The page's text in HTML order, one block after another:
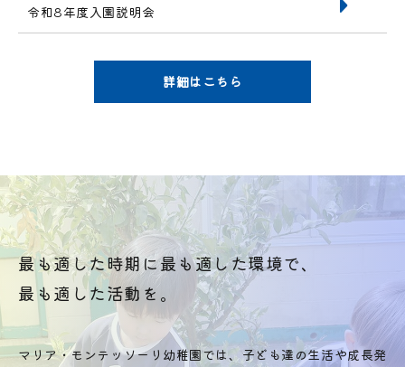
令和8年度入園説明会
詳細はこちら
最も適した時期に最も適した環境で、
最も適した活動を。
マリア・モンテッソーリ幼稚園では、子ども達の生活や成長発